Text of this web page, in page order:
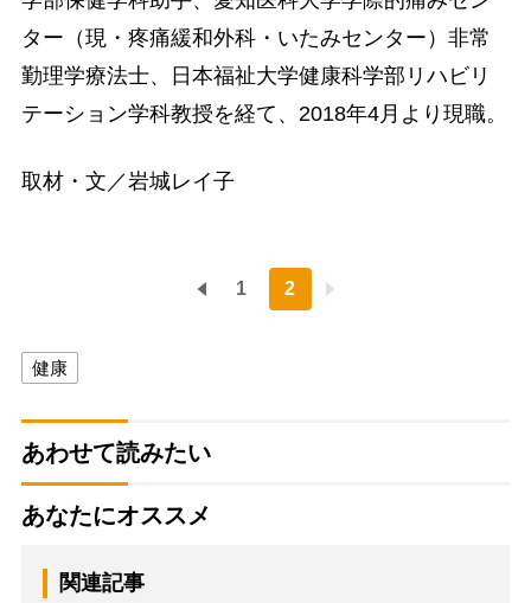
ター（現・疼痛緩和外科・いたみセンター）非常
勤理学療法士、日本福祉大学健康科学部リハビリ
テーション学科教授を経て、2018年4月より現職。
取材・文／岩城レイ子
1 2
健康
あわせて読みたい
あなたにオススメ
関連記事